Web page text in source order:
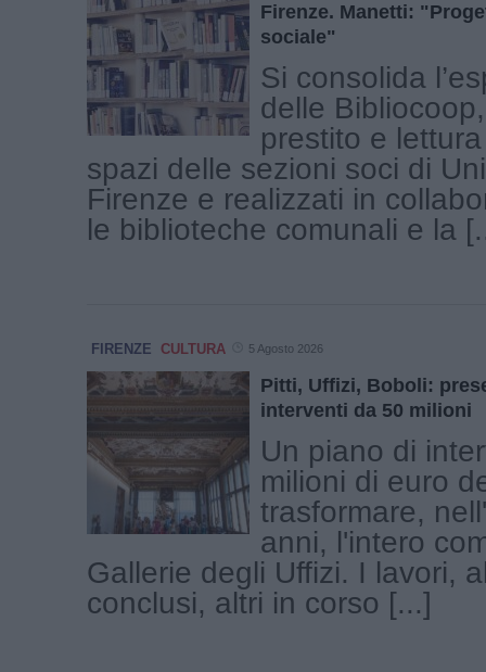
Firenze. Manetti:
sociale"
Si consolida
delle
prestito e
spazi delle sezioni soci di
Firenze e realizzati in
le biblioteche comunali e la
FIRENZE CULTURA 5 Agosto 2026
Pitti, Uffizi, Boboli:
interventi da 50 milioni
Un piano di
milioni di euro
trasformare,
anni, l'intero
Gallerie degli Uffizi. I lavori,
conclusi, altri in corso [...]